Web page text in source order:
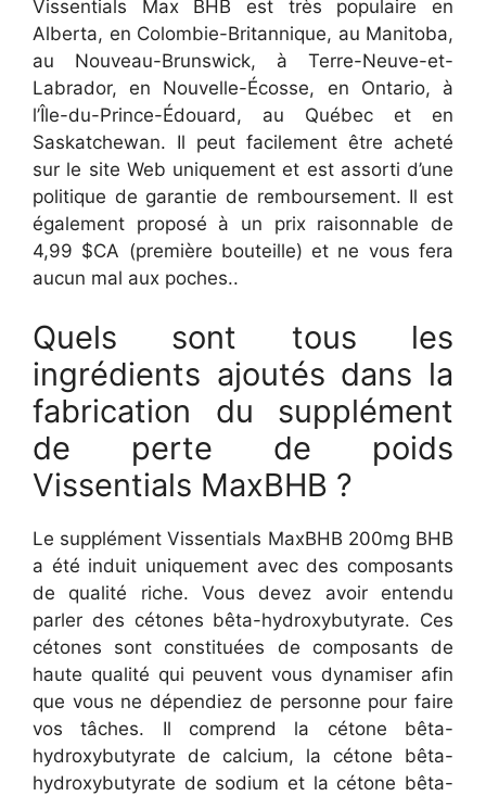
Vissentials Max BHB est très populaire en
Alberta, en Colombie-Britannique, au Manitoba,
au Nouveau-Brunswick, à Terre-Neuve-et-
Labrador, en Nouvelle-Écosse, en Ontario, à
l’Île-du-Prince-Édouard, au Québec et en
Saskatchewan. Il peut facilement être acheté
sur le site Web uniquement et est assorti d’une
politique de garantie de remboursement. Il est
également proposé à un prix raisonnable de
4,99 $CA (première bouteille) et ne vous fera
aucun mal aux poches..
Quels sont tous les
ingrédients ajoutés dans la
fabrication du supplément
de perte de poids
Vissentials MaxBHB ?
Le supplément Vissentials MaxBHB 200mg BHB
a été induit uniquement avec des composants
de qualité riche. Vous devez avoir entendu
parler des cétones bêta-hydroxybutyrate. Ces
cétones sont constituées de composants de
haute qualité qui peuvent vous dynamiser afin
que vous ne dépendiez de personne pour faire
vos tâches. Il comprend la cétone bêta-
hydroxybutyrate de calcium, la cétone bêta-
hydroxybutyrate de sodium et la cétone bêta-